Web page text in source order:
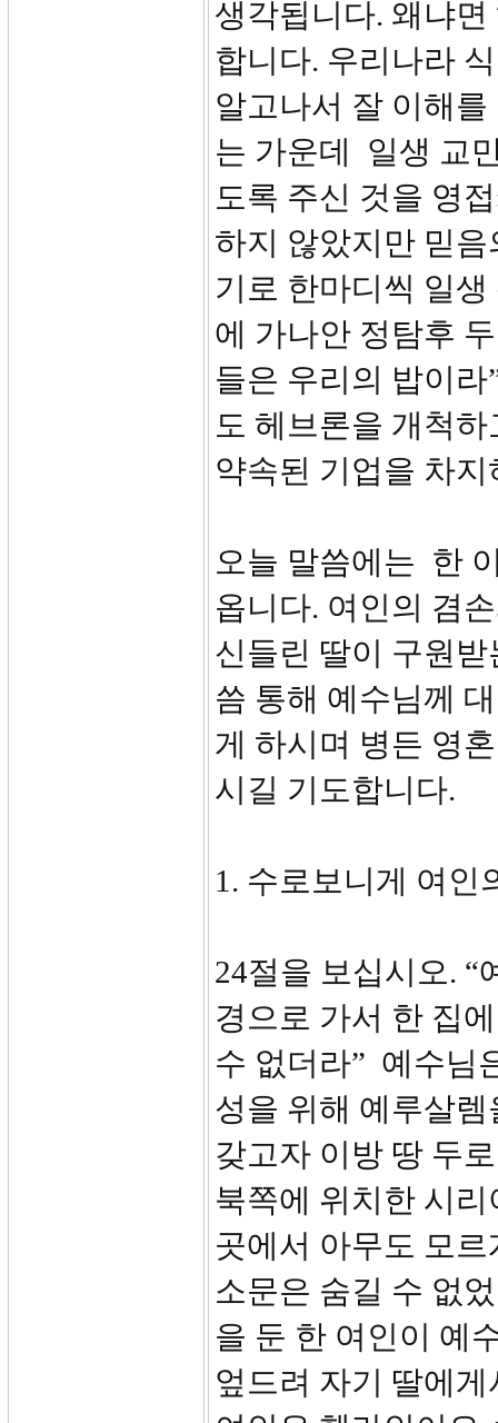
생각됩니다. 왜냐
합니다. 우리나라
알고나서 잘 이해
는 가운데 일생 교
도록 주신 것을 영
하지 않았지만 믿
기로 한마디씩 일
에 가나안 정탐후
들은 우리의 밥이
도 헤브론을 개척
약속된 기업을 차
오늘 말씀에는 한
옵니다. 여인의 겸
신들린 딸이 구원
씀 통해 예수님께
게 하시며 병든 영
시길 기도합니다.
1. 수로보니게 여인
24절을 보십시오. “
경으로 가서 한 집
수 없더라” 예수님
성을 위해 예루살
갖고자 이방 땅 두
북쪽에 위치한 시
곳에서 아무도 모
소문은 숨길 수 없
을 둔 한 여인이 예
엎드려 자기 딸에